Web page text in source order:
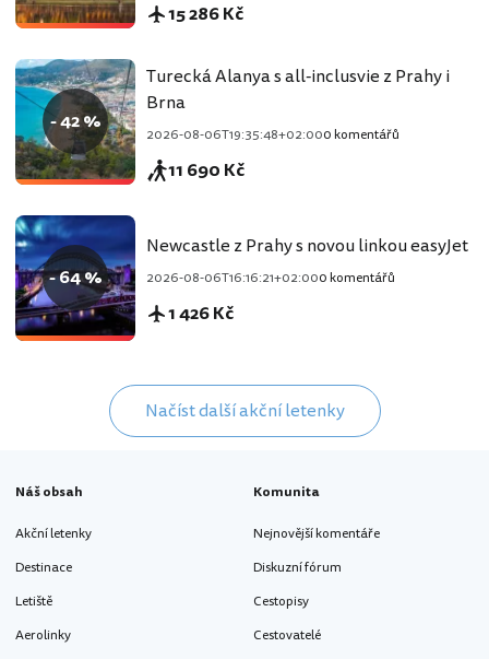
15 286 Kč
- 42 %
Turecká Alanya s all-inclusvie z Prahy i
Brna
2026-08-06T19:35:48+02:000 komentářů
11 690 Kč
- 64 %
Newcastle z Prahy s novou linkou easyJet
2026-08-06T16:16:21+02:000 komentářů
1 426 Kč
Načíst další akční letenky
Náš obsah
Akční letenky
Destinace
Letiště
Aerolinky
Komunita
Nejnovější komentáře
Diskuzní fórum
Cestopisy
Cestovatelé